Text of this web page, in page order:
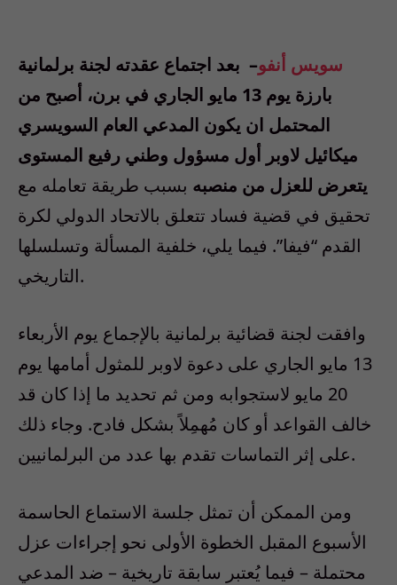
سويس أنفو– بعد اجتماع عقدته لجنة برلمانية
بارزة يوم 13 مايو الجاري في برن، أصبح من
المحتمل ان يكون المدعي العام السويسري
ميكائيل لاوبر أول مسؤول وطني رفيع المستوى
يتعرض للعزل من منصبه بسبب طريقة تعامله مع
تحقيق في قضية فساد تتعلق بالاتحاد الدولي لكرة
القدم “فيفا”. فيما يلي، خلفية المسألة وتسلسلها
التاريخي.
وافقت لجنة قضائية برلمانية بالإجماع يوم الأربعاء
13 مايو الجاري على دعوة لاوبر للمثول أمامها يوم
20 مايو لاستجوابه ومن ثم تحديد ما إذا كان قد
خالف القواعد أو كان مُهمِلاً بشكل فادح. وجاء ذلك
على إثر التماسات تقدم بها عدد من البرلمانيين.
ومن الممكن أن تمثل جلسة الاستماع الحاسمة
الأسبوع المقبل الخطوة الأولى نحو إجراءات عزل
محتملة – فيما يُعتبر سابقة تاريخية – ضد المدعي